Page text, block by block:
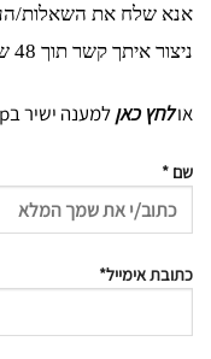
אנא שלח את השאלות/
ניצור איתך קשר תוך 48 שעות.
אולחץ כאןלמענה ישיר בWhatsApp או במספר –
שם *
כתובת אימייל*